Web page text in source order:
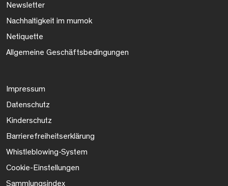
Newsletter
Nachhaltigkeit im mumok
Netiquette
Allgemeine Geschäftsbedingungen
Impressum
Datenschutz
Kinderschutz
Barrierefreiheitserklärung
Whistleblowing-System
Cookie-Einstellungen
Sammlungsindex